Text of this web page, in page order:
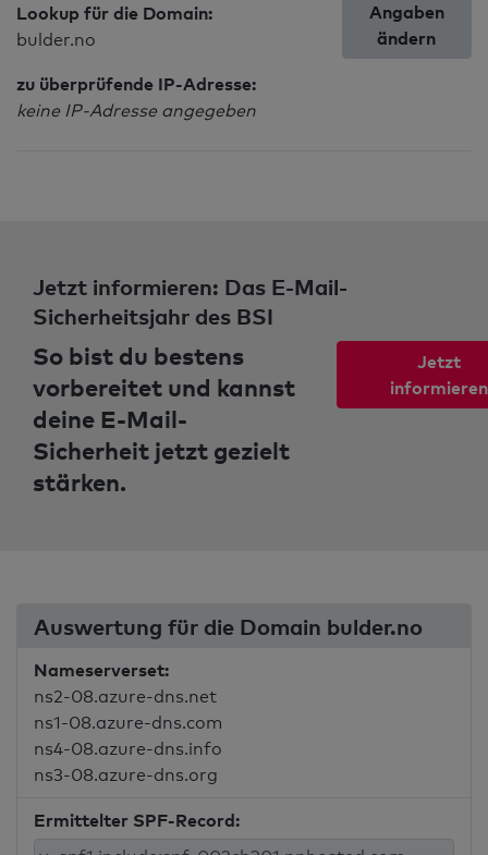
Lookup für die Domain:
bulder.no
zu überprüfende IP-Adresse:
keine IP-Adresse angegeben
Angaben
ändern
Jetzt informieren: Das E-Mail-
Sicherheitsjahr des BSI
So bist du bestens
vorbereitet und kannst
deine E-Mail-
Sicherheit jetzt gezielt
stärken.
Jetzt
informieren
Auswertung für die Domain bulder.no
Nameserverset:
ns2-08.azure-dns.net
ns1-08.azure-dns.com
ns4-08.azure-dns.info
ns3-08.azure-dns.org
Ermittelter SPF-Record: